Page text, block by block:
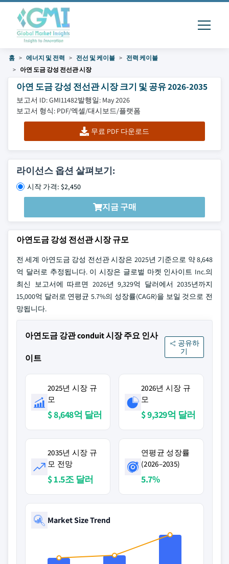
홈 에너지 및 전력 전선 및 케이블
전력 케이블
아연 도금 강성 전선관 시장
아연 도금 강성 전선관 시장 크기 및 공유 2026-2035
보고서 ID: GMI11482발행일: May 2026
보고서 형식: PDF/엑셀/대시보드/플랫폼
무료 PDF 다운로드
라이선스 옵션 살펴보기:
시작 가격: $2,450
지금 구매
아연도금 강성 전선관 시장 규모
전 세계 아연도금 강성 전선관 시장은 2025년 기준으로 약 8,648
억 달러로 추정됩니다. 이 시장은 글로벌 마켓 인사이트 Inc.의
최신 보고서에 따르면 2026년 9,329억 달러에서 2035년까지
15,000억 달러로 연평균 5.7%의 성장률(CAGR)을 보일 것으로 전
망됩니다.
아연도금 강관 conduit 시장 주요 인사
이트
공유하
기
2025년 시장 규
모
$ 8,648억 달러
2026년 시장 규
모
$ 9,329억 달러
2035년 시장 규
모 전망
$ 1.5조 달러
연평균 성장률
(2026–2035)
5.7%
Market Size Trend